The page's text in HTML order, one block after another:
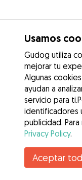
Usamos
Gudog utiliza
mejorar tu
Algunas
ayudan a
servicio para
identificadores
publicidad.
Privacy Policy.
Aceptar